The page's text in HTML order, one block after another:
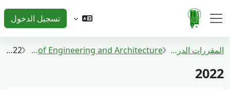
تخطى إلى المحتوى الرئيسي
واجهة جانبية
تسجيل الدخول
المقررات الدراسية Faculty of Engineering and Architecture
2022
2022